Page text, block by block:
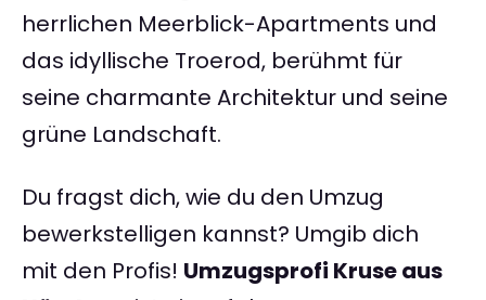
herrlichen Meerblick-Apartments und
das idyllische Troerod, berühmt für
seine charmante Architektur und seine
grüne Landschaft.
Du fragst dich, wie du den Umzug
bewerkstelligen kannst? Umgib dich
mit den Profis! Umzugsprofi Kruse aus